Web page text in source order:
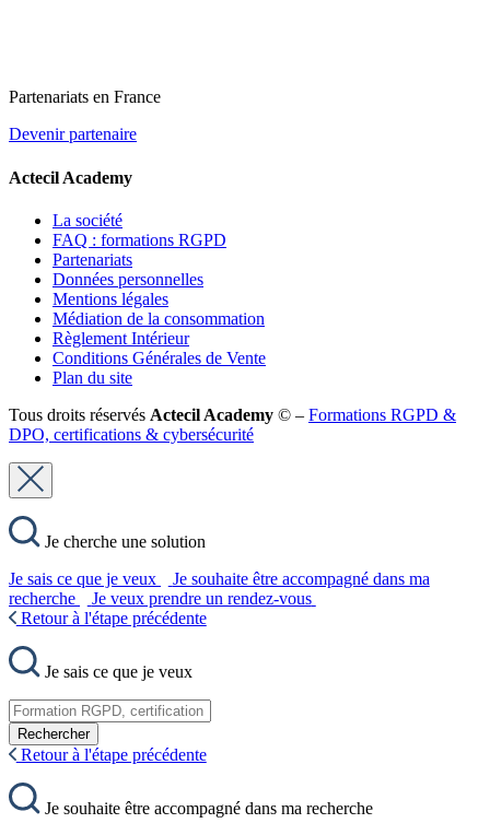
Partenariats en France
Devenir partenaire
Actecil Academy
La société
FAQ : formations RGPD
Partenariats
Données personnelles
Mentions légales
Médiation de la consommation
Règlement Intérieur
Conditions Générales de Vente
Plan du site
Tous droits réservés Actecil Academy © – Formations RGPD &
DPO, certifications & cybersécurité
Je cherche une solution
Je sais ce que je veux
Je souhaite être accompagné dans ma
recherche
Je veux prendre un rendez-vous
Retour à l'étape précédente
Je sais ce que je veux
Rechercher
Retour à l'étape précédente
Je souhaite être accompagné dans ma recherche